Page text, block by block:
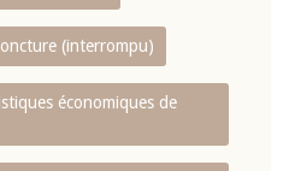
(interrompu)
économiques de